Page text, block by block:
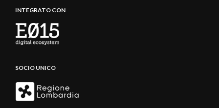
INTEGRATO CON
SOCIO UNICO